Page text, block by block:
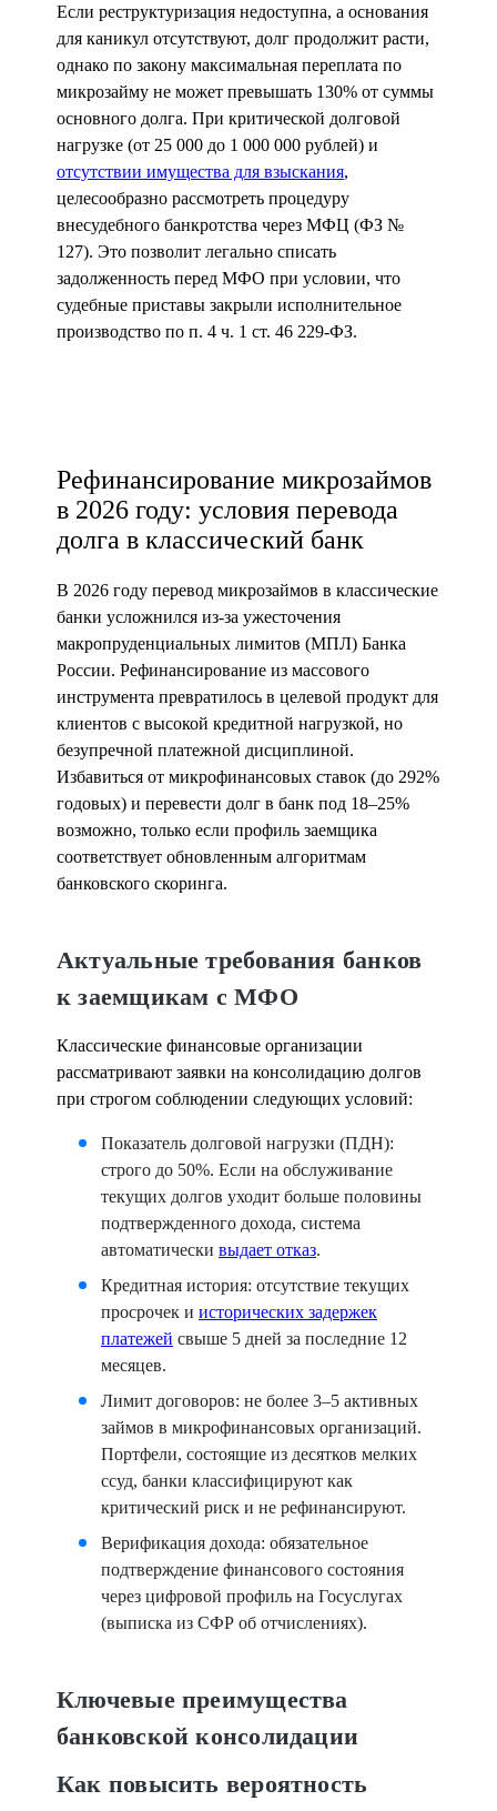
Если реструктуризация недоступна, а основания
для каникул отсутствуют, долг продолжит расти,
однако по закону максимальная переплата по
микрозайму не может превышать 130% от суммы
основного долга. При критической долговой
нагрузке (от 25 000 до 1 000 000 рублей) и
отсутствии имущества для взыскания,
целесообразно рассмотреть процедуру
внесудебного банкротства через МФЦ (ФЗ №
127). Это позволит легально списать
задолженность перед МФО при условии, что
судебные приставы закрыли исполнительное
производство по п. 4 ч. 1 ст. 46 229-ФЗ.
Рефинансирование микрозаймов
в 2026 году: условия перевода
долга в классический банк
В 2026 году перевод микрозаймов в классические
банки усложнился из-за ужесточения
макропруденциальных лимитов (МПЛ) Банка
России. Рефинансирование из массового
инструмента превратилось в целевой продукт для
клиентов с высокой кредитной нагрузкой, но
безупречной платежной дисциплиной.
Избавиться от микрофинансовых ставок (до 292%
годовых) и перевести долг в банк под 18–25%
возможно, только если профиль заемщика
соответствует обновленным алгоритмам
банковского скоринга.
Актуальные требования банков
к заемщикам с МФО
Классические финансовые организации
рассматривают заявки на консолидацию долгов
при строгом соблюдении следующих условий:
Показатель долговой нагрузки (ПДН):
строго до 50%. Если на обслуживание
текущих долгов уходит больше половины
подтвержденного дохода, система
автоматически выдает отказ.
Кредитная история: отсутствие текущих
просрочек и исторических задержек
платежей свыше 5 дней за последние 12
месяцев.
Лимит договоров: не более 3–5 активных
займов в микрофинансовых организаций.
Портфели, состоящие из десятков мелких
ссуд, банки классифицируют как
критический риск и не рефинансируют.
Верификация дохода: обязательное
подтверждение финансового состояния
через цифровой профиль на Госуслугах
(выписка из СФР об отчислениях).
Ключевые преимущества
банковской консолидации
Как повысить вероятность